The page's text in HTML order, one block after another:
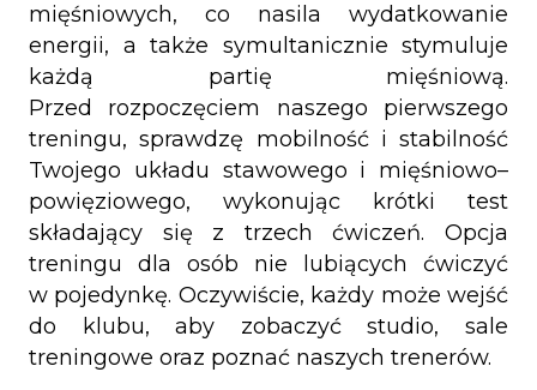
mięśniowych, co nasila wydatkowanie
energii, a także symultanicznie stymuluje
każdą partię mięśniową.
Przed rozpoczęciem naszego pierwszego
treningu, sprawdzę mobilność i stabilność
Twojego układu stawowego i mięśniowo–
powięziowego, wykonując krótki test
składający się z trzech ćwiczeń. Opcja
treningu dla osób nie lubiących ćwiczyć
w pojedynkę. Oczywiście, każdy może wejść
do klubu, aby zobaczyć studio, sale
treningowe oraz poznać naszych trenerów.